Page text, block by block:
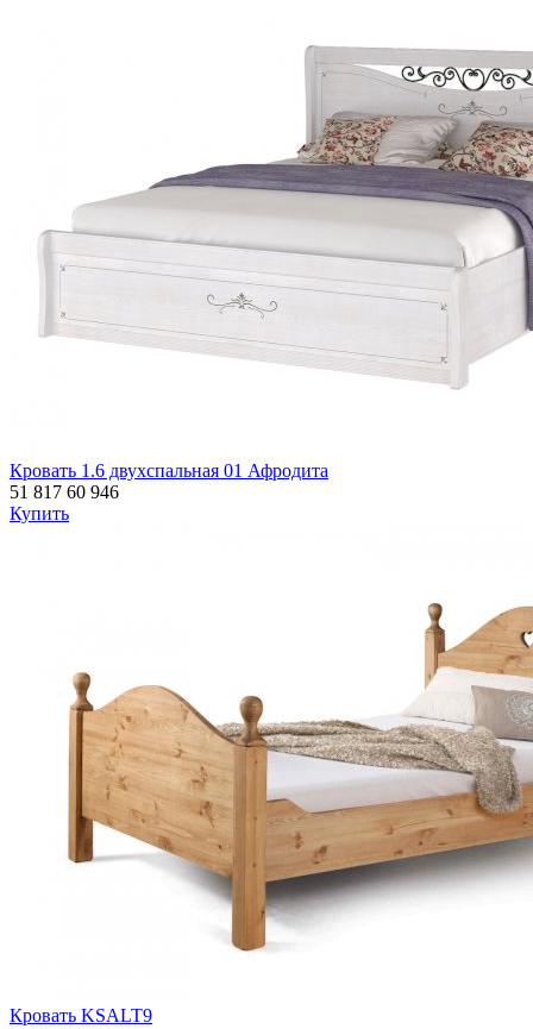
Кровать 1.6 двухспальная 01 Афродита
51 817 60 946
Купить
Кровать KSALT9